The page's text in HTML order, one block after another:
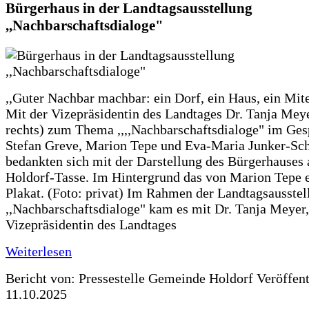
Bürgerhaus in der Landtagsausstellung
,,Nachbarschaftsdialoge"
,,Guter Nachbar machbar: ein Dorf, ein Haus, ein
Mit der Vizepräsidentin des Landtages Dr. Tanja
rechts) zum Thema ,,,,Nachbarschaftsdialoge" im
Stefan Greve, Marion Tepe und Eva-Maria Junker-
bedankten sich mit der Darstellung des Bürgerhauses
Holdorf-Tasse. Im Hintergrund das von Marion Tepe
Plakat. (Foto: privat) Im Rahmen der
,,Nachbarschaftsdialoge" kam es mit Dr. Tanja Meyer,
Vizepräsidentin des Landtages
Weiterlesen
Bericht von: Pressestelle Gemeinde Holdorf
11.10.2025